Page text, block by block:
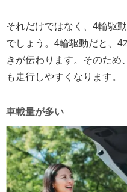
それだけではなく、4輪駆
でしょう。4輪駆動だと、
きが伝わります。そのため
も走行しやすくなります。
車載量が多い